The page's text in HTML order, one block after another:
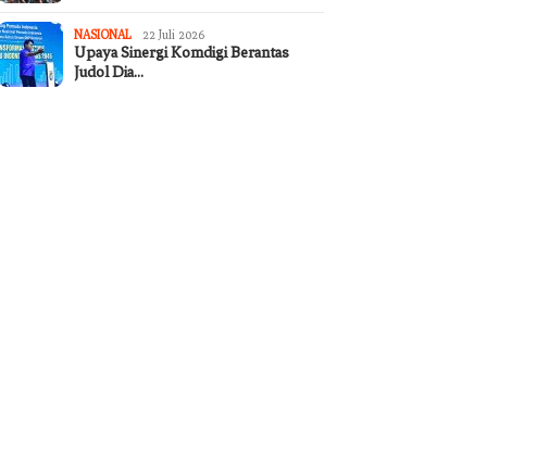
NASIONAL 22 Juli 2026
Upaya Sinergi Komdigi Berantas
Judol Dia…